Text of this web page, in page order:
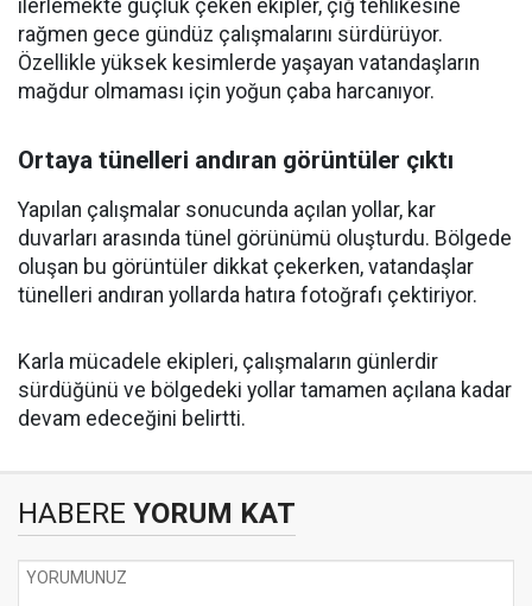
ilerlemekte güçlük çeken ekipler, çığ tehlikesine
rağmen gece gündüz çalışmalarını sürdürüyor.
Özellikle yüksek kesimlerde yaşayan vatandaşların
mağdur olmaması için yoğun çaba harcanıyor.
Ortaya tünelleri andıran görüntüler çıktı
Yapılan çalışmalar sonucunda açılan yollar, kar
duvarları arasında tünel görünümü oluşturdu. Bölgede
oluşan bu görüntüler dikkat çekerken, vatandaşlar
tünelleri andıran yollarda hatıra fotoğrafı çektiriyor.
Karla mücadele ekipleri, çalışmaların günlerdir
sürdüğünü ve bölgedeki yollar tamamen açılana kadar
devam edeceğini belirtti.
HABERE YORUM KAT